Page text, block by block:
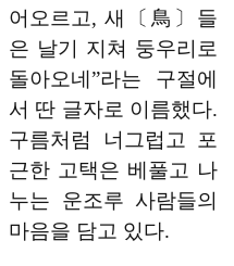
어오르고, 새〔鳥〕들
은 날기 지쳐 둥우리로
돌아오네”라는 구절에
서 딴 글자로 이름했다.
구름처럼 너그럽고 포
근한 고택은 베풀고 나
누는 운조루 사람들의
마음을 담고 있다.